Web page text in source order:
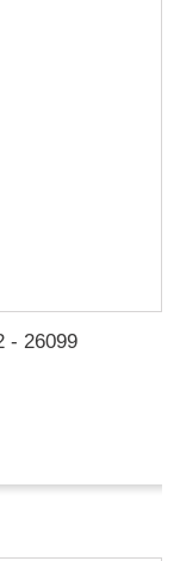
- 26099